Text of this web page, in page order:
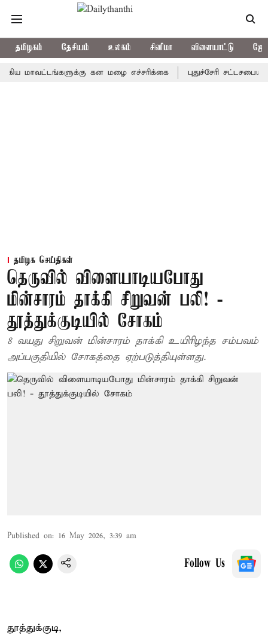
தமிழகம் தேசியம் உலகம் சினிமா விளையாட்டு
கன மழை எச்சரிக்கை புதுச்சேரி சட்டசபையில்
தமிழக செய்திகள்
தெருவில் விளையாடியபோது
மின்சாரம் தாக்கி சிறுவன் பலி! -
தூத்துக்குடியில் சோகம்
8 வயது சிறுவன் மின்சாரம் தாக்கி உயிரிழந்த சம்பவம்
அப்பகுதியில் சோகத்தை ஏற்படுத்தியுள்ளது.
Published on: 16 May 2026, 3:39 am
Follow Us
தூத்துக்குடி,